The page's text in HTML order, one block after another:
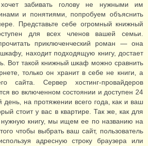
забивать голову не нужными им
и понятиями, попробуем объяснить
Представьте себе огромный книжный
для всех членов вашей семьи.
приключенческий роман — она
находит подходящую книгу, достает
Вот такой книжный шкаф можно сравнить
только он хранит в себе не книги, а
сайта. Сервер хостинг-провайдеров
во включенном состоянии и доступен 24
день, на протяжении всего года, как и ваш
стоит у вас в квартире. Так же, как для
нужную книгу, мы ищем ее по названию на
чтобы выбрать ваш сайт, пользователь
адресную строку браузера или